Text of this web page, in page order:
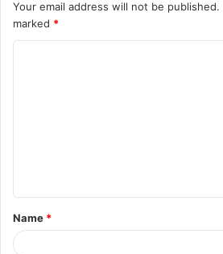
Your email address will not be published.
marked *
Name *